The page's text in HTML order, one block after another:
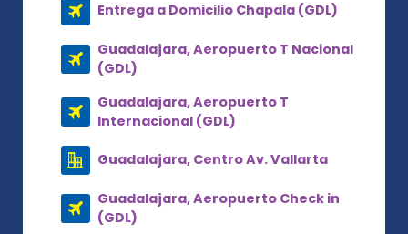
Entrega a Domicilio Chapala (GDL)
Guadalajara, Aeropuerto T Nacional
(GDL)
Guadalajara, Aeropuerto T
Internacional (GDL)
Guadalajara, Centro Av. Vallarta
Guadalajara, Aeropuerto Check in
(GDL)